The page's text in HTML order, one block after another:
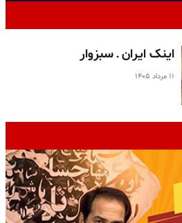
اینک ایران ـ سبزوار
۱۱ مرداد ۱۴۰۵